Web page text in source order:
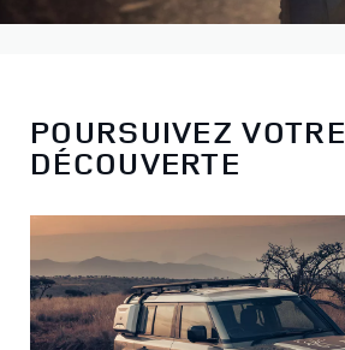
POURSUIVEZ VOTRE
DÉCOUVERTE